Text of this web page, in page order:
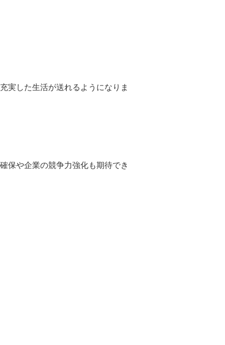
実した生活が送れるようになりま
保や企業の競争力強化も期待でき